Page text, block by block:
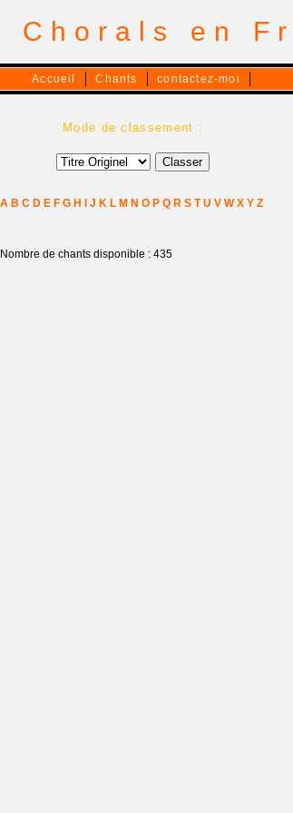
Chorals en
Accueil Chants contactez-moi
Mode de classement :
A B C D E F G H J K L M N O P Q R S T U V W X Y Z
Nombre de chants disponible : 435